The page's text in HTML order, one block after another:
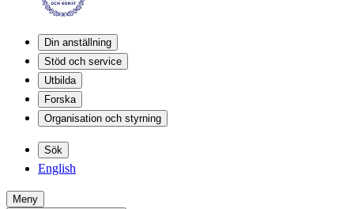
Din anställning
Stöd och service
Utbilda
Forska
Organisation och styrning
Sök
English
Meny